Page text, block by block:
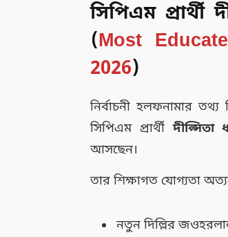
সিপিএম প্রার্থী
(Most
2026)
নির্বাচনী হলফনামার
সিপিএম প্রার্থীদীপ্সিতা
আসছেন।
তার শিক্ষাগত যোগ্যতা
নতুন দিল্লির